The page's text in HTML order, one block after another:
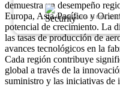
Garantizamos la total
demuestra un desempeño
Europa, Asia-Pacífico y
potencial de crecimiento. La
las tasas de producción de
avances tecnológicos en la
Cada región contribuye
global a través de la
suministro y las iniciativas de